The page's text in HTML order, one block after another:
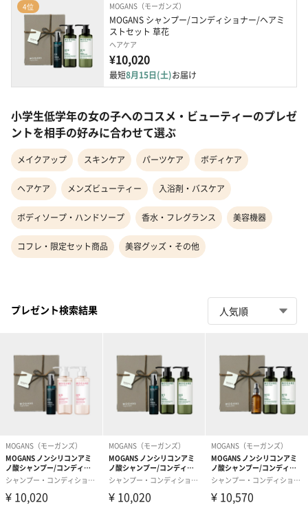
4位 MOGANS（モーガンズ）
MOGANS シャンプー/コンディショナー/ヘアミ
ストセット 草花
ヘアケア
¥10,020
最短8月15日(土)お届け
小学生低学年の女の子へのコスメ・ビューティーのプレゼ
ントを相手の好みに合わせて選ぶ
メイクアップ スキンケア パーツケア ボディケア
ヘアケア メンズビューティー 入浴剤・バスケア
ボディソープ・ハンドソープ 香水・フレグランス 美容機器
コフレ・限定セット商品 美容グッズ・その他
プレゼント検索結果